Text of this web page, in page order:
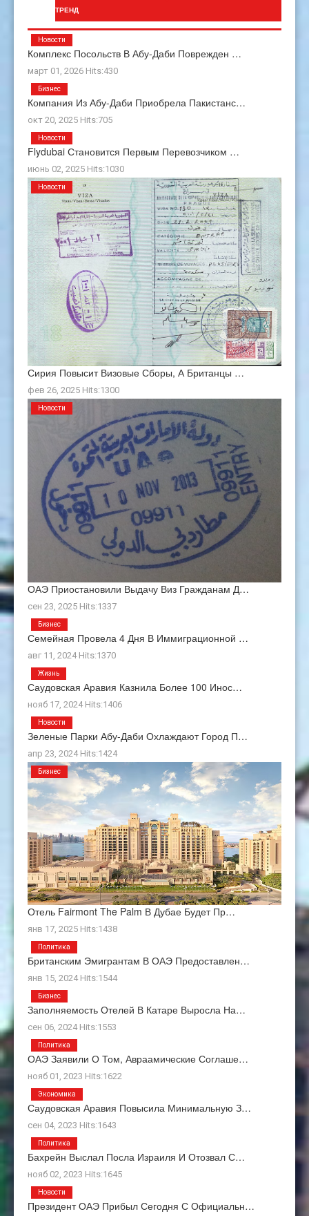
ТРЕНД
Комплекс Посольств В Абу-Даби Поврежден …
март 01, 2026 Hits:430
Новости
Компания Из Абу-Даби Приобрела Пакистанс…
окт 20, 2025 Hits:705
Бизнес
Flydubai Становится Первым Перевозчиком …
июнь 02, 2025 Hits:1030
Новости
Сирия Повысит Визовые Сборы, А Британцы …
фев 26, 2025 Hits:1300
Новости
ОАЭ Приостановили Выдачу Виз Гражданам Д…
сен 23, 2025 Hits:1337
Новости
Семейная Провела 4 Дня В Иммиграционной …
авг 11, 2024 Hits:1370
Бизнес
Саудовская Аравия Казнила Более 100 Инос…
нояб 17, 2024 Hits:1406
Жизнь
Зеленые Парки Абу-Даби Охлаждают Город П…
апр 23, 2024 Hits:1424
Новости
Отель Fairmont The Palm В Дубае Будет Пр…
янв 17, 2025 Hits:1438
Бизнес
Британским Эмигрантам В ОАЭ Предоставлен…
янв 15, 2024 Hits:1544
Политика
Заполняемость Отелей В Катаре Выросла На…
сен 06, 2024 Hits:1553
Бизнес
ОАЭ Заявили О Том, Авраамические Соглаше…
нояб 01, 2023 Hits:1622
Политика
Саудовская Аравия Повысила Минимальную З…
сен 04, 2023 Hits:1643
Экономика
Бахрейн Выслал Посла Израиля И Отозвал С…
нояб 02, 2023 Hits:1645
Политика
Президент ОАЭ Прибыл Сегодня С Официальн…
Новости